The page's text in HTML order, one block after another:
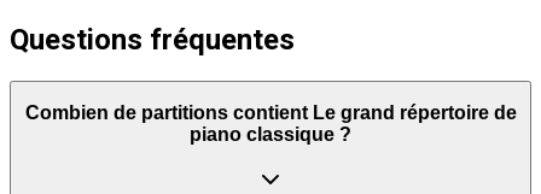
Questions fréquentes
Combien de partitions contient Le grand répertoire de
piano classique ?